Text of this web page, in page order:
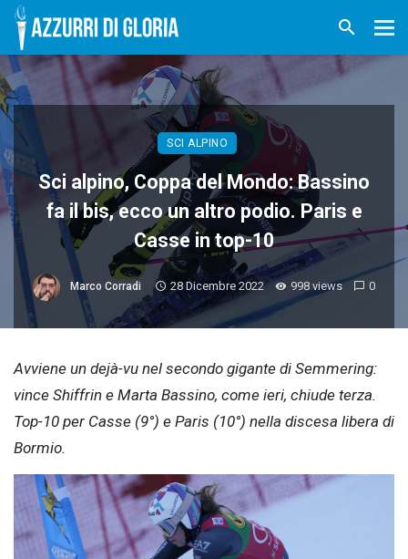
SCI ALPINO
Sci alpino, Coppa del Mondo: Bassino
fa il bis, ecco un altro podio. Paris e
Casse in top-10
Marco Corradi 28 Dicembre 2022 998 views 0
Avviene un dejà-vu nel secondo gigante di Semmering:
vince Shiffrin e Marta Bassino, come ieri, chiude terza.
Top-10 per Casse (9°) e Paris (10°) nella discesa libera di
Bormio.